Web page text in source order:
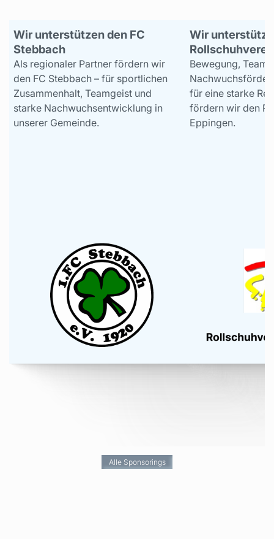
Wir unterstützen den FC
Stebbach
Als regionaler Partner fördern wir
den FC Stebbach – für sportlichen
Zusammenhalt, Teamgeist und
starke Nachwuchsentwicklung in
unserer Gemeinde.
Wir
Bewegung,
für eine starke
fördern wir den
Eppingen.
Alle Sponsorings